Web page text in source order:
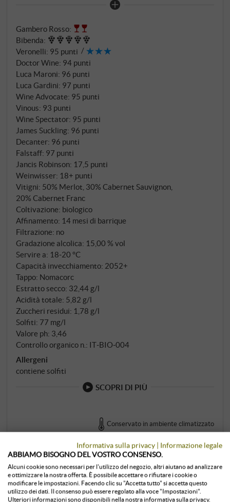
Antonio Moretti Cuseri e i suoi figli Alberto e
una storia chiamata Orma. Orma significa impronta.
E questo 2021 lascia davvero un'impronta nell'anima
di chi lo assaggia. Espressione purissima di un'annata
eccezionale, questo uvaggio bordolese certificato
biologico, composto per il 50% da Merlot, per il 30%
da Cabernet Sauvignon e per il 20% da Cabernet
Franc, si dispiega come una sinfonia di colore viola e
granato. Il sole mediterraneo di Bolgheri, mitigato
dalle brezze salmastre del Mar Tirreno, ha dato alle
uve quella maturazione unica che solo pochi terroir al
mondo sono in grado di produrre.
Gambero Rosso:
Bibenda:
Veronelli: 95 punti
Doctor Wine: 94 punti
Luca Maroni: 96 punti
Luca Gardini: 97 punti
Wine Advocate: 95 punti
Vinous: 93 punti
Wine Spectator: 95 punti
James Suckling: 96 punti
Decanter: 96 punti
Falstaff: 97 punti
Jancis Robinson: 17,5 punti
Weinwisser: 18+ punti
Vitigni: 50% Merlot, 30% Cabernet Sauvignon,
20% Cabernet Franc
Coltivazione: biologico
Affinamento: 14 mesi di barrique
Filtrazione: no
Gradazione alcolica: 15,00 % vol
Servire a: 18‑20 °C
Capacità invecchiamento: 2052+
Tappo: Nomacorc
Estratto secco: 32,44 g/l
Acidità totale: 5,82 g/l
Zuccheri residui: 1,78 g/l
Solfiti: 77 mg/l
Valore ph: 3,46
Controllo organico n.: IT‑BIO‑004
Allergeni
contiene solfiti
SCOPRI DI PIÙ
Conservato in ambiente climatizzato
IVA inclusa, piùspedizione 1 unitàdisponibile
749,00 €
+
Informativa sulla privacy | Informazione legale
ABBIAMO BISOGNO DEL VOSTRO CONSENSO.
Alcuni cookie sono necessari per l'utilizzo del negozio, altri aiutano ad analizzare
e ottimizzare la nostra offerta. È possibile accettare o rifiutare i cookie o
modificare le impostazioni. Facendo clic su "Accetta tutto" si accetta questo
utilizzo dei dati. Il consenso può essere regolato alla voce "Impostazioni".
Ulteriori informazioni sono disponibili nella nostra informativa sulla privacy.